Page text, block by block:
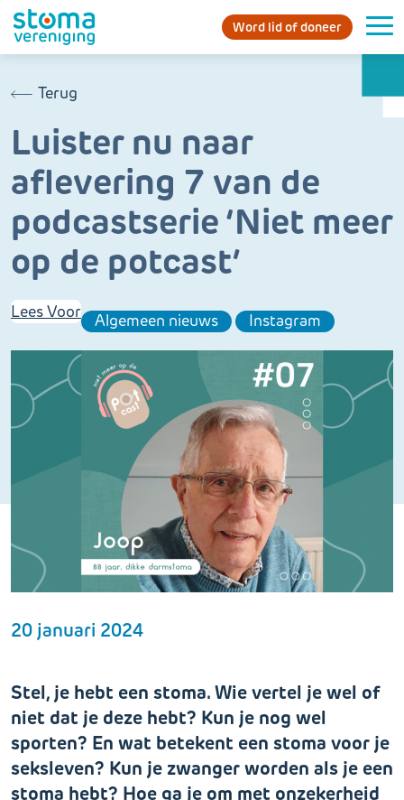
Word lid of doneer
Terug
Luister nu naar
aflevering 7 van de
podcastserie ‘Niet meer
op de potcast’
Lees Voor Algemeen nieuws Instagram
20 januari 2024
Stel, je hebt een stoma. Wie vertel je wel of
niet dat je deze hebt? Kun je nog wel
sporten? En wat betekent een stoma voor je
seksleven? Kun je zwanger worden als je een
stoma hebt? Hoe ga je om met onzekerheid